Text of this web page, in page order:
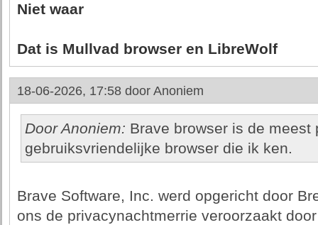
Niet waar
Dat is Mullvad browser en LibreWolf
18-06-2026, 17:58 door Anoniem
Door Anoniem: Brave browser is de meest
gebruiksvriendelijke browser die ik ken.
Brave Software, Inc. werd opgericht door
ons de privacynachtmerrie veroorzaakt